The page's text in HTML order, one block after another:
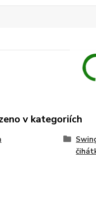
v kategoriích